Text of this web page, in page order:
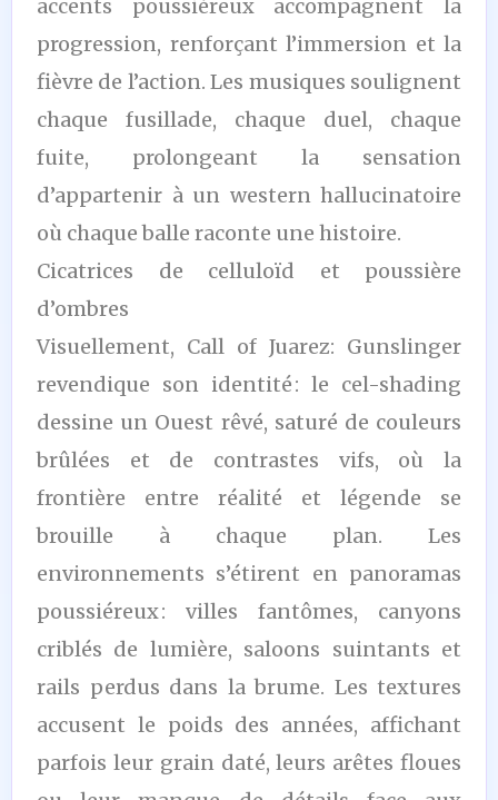
accents poussiéreux accompagnent la
progression, renforçant l’immersion et la
fièvre de l’action. Les musiques soulignent
chaque fusillade, chaque duel, chaque
fuite, prolongeant la sensation
d’appartenir à un western hallucinatoire
où chaque balle raconte une histoire.
Cicatrices de celluloïd et poussière
d’ombres
Visuellement, Call of Juarez: Gunslinger
revendique son identité : le cel-shading
dessine un Ouest rêvé, saturé de couleurs
brûlées et de contrastes vifs, où la
frontière entre réalité et légende se
brouille à chaque plan. Les
environnements s’étirent en panoramas
poussiéreux : villes fantômes, canyons
criblés de lumière, saloons suintants et
rails perdus dans la brume. Les textures
accusent le poids des années, affichant
parfois leur grain daté, leurs arêtes floues